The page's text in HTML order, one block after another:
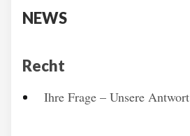
NEWS
Recht
Ihre Frage – Unsere Antwort